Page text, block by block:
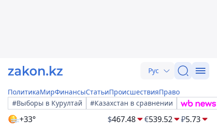
Рус
ПолитикаМирФинансыСтатьиПроисшествияПраво
#Выборы в Курултай
#Казахстан в сравнении
+33° $467.48 €539.52 ₽5.73